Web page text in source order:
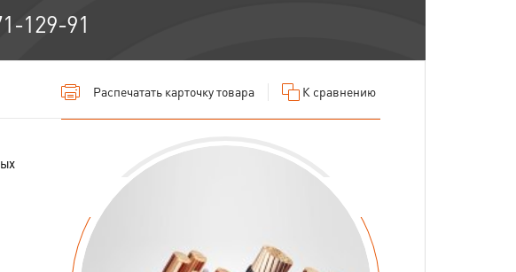
129-91
Распечатать карточку товара К сравнению